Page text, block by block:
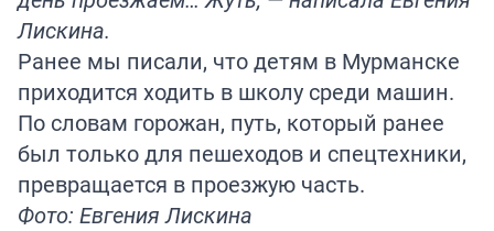
Лискина.
Ранее мы писали, что детям в Мурманске
приходится ходить в школу среди машин.
По словам горожан, путь, который ранее
был только для пешеходов и спецтехники,
превращается в проезжую часть.
Фото: Евгения Лискина